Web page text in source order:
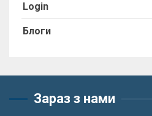
Login
Блоги
Зараз з нами